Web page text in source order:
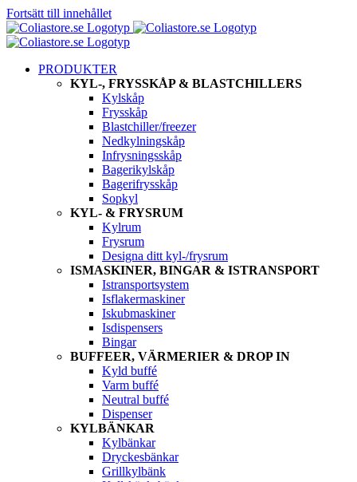
Fortsätt till innehållet
PRODUKTER
KYL-, FRYSSKÅP & BLASTCHILLERS
Kylskåp
Frysskåp
Blastchiller/freezer
Nedkylningskåp
Infrysningsskåp
Bagerikylskåp
Bagerifrysskåp
Sopkyl
KYL- & FRYSRUM
Kylrum
Frysrum
Designa ditt kyl-/frysrum
ISMASKINER, BINGAR & ISTRANSPORT
Istransportsystem
Isflakermaskiner
Iskubmaskiner
Isdispensers
Bingar
BUFFEER, VÄRMERIER & DROP IN
Kyld buffé
Varm buffé
Neutral buffé
Dispenser
KYLBÄNKAR
Kylbänkar
Dryckesbänkar
Grillkylbänk